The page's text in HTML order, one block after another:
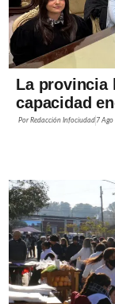
La provincia
capacidad
PorRedacción Infociudad 7